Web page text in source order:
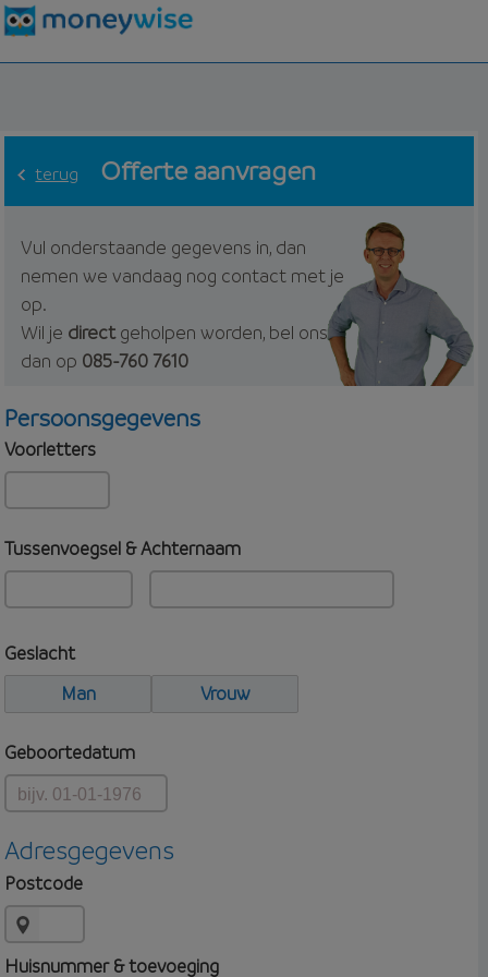
terug Offerte aanvragen
Vul onderstaande gegevens in, dan
nemen we vandaag nog contact met je
op.
Wil je directgeholpen worden, bel ons
dan op 085-760 7610
Persoonsgegevens
Voorletters
Tussenvoegsel & Achternaam
Geslacht
Man
Vrouw
Geboortedatum
Adresgegevens
Postcode
Huisnummer & toevoeging